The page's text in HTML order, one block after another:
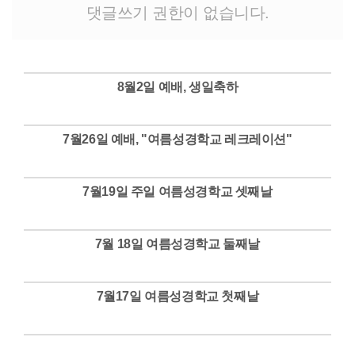
# 첨부 13.20251214_103004.jpg
댓글쓰기 권한이 없습니다.
8월2일 예배, 생일축하
7월26일 예배, "여름성경학교 레크레이션"
7월19일 주일 여름성경학교 셋째날
7월 18일 여름성경학교 둘째날
7월17일 여름성경학교 첫째날